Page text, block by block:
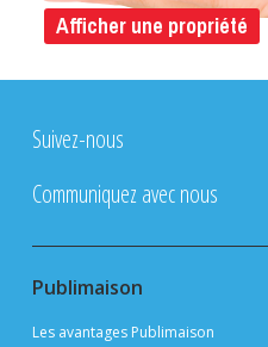
Afficher une propriété
Suivez-nous
Communiquez avec nous
Publimaison
Les avantages Publimaison